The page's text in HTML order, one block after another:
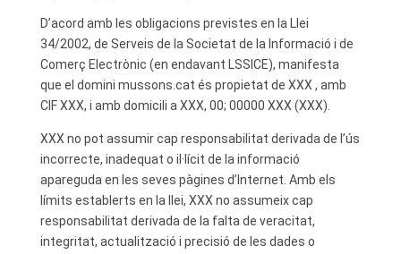
D’acord amb les obligacions previstes en la Llei
34/2002, de Serveis de la Societat de la Informació i de
Comerç Electrònic (en endavant LSSICE), manifesta
que el domini mussons.cat és propietat de XXX , amb
CIF XXX, i amb domicili a XXX, 00; 00000 XXX (XXX).
XXX no pot assumir cap responsabilitat derivada de l’ús
incorrecte, inadequat o il·lícit de la informació
apareguda en les seves pàgines d’Internet. Amb els
límits establerts en la llei, XXX no assumeix cap
responsabilitat derivada de la falta de veracitat,
integritat, actualització i precisió de les dades o